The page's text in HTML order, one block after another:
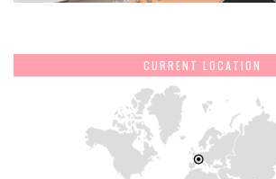
CURRENT LOCATION